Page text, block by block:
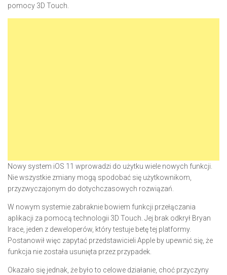
pomocy 3D Touch.
Nowy system iOS 11 wprowadzi do użytku wiele nowych funkcji.
Nie wszystkie zmiany mogą spodobać się użytkownikom,
przyzwyczajonym do dotychczasowych rozwiązań.
W nowym systemie zabraknie bowiem funkcji przełączania
aplikacji za pomocą technologii 3D Touch. Jej brak odkrył Bryan
Irace, jeden z deweloperów, który testuje betę tej platformy.
Postanowił więc zapytać przedstawicieli Apple by upewnić się, że
funkcja nie została usunięta przez przypadek.
Okazało się jednak, że było to celowe działanie, choć przyczyny